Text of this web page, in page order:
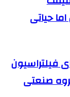
حیاتی
فیلتراسیون
صنعتی